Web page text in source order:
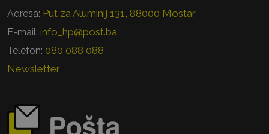
Adresa: Put za Aluminij 131, 88000 Mostar
E-mail: info_hp@post.ba
Telefon: 080 088 088
Newsletter